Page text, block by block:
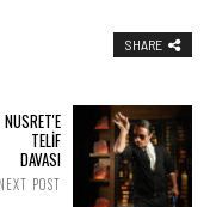
SHARE
NUSRET'E
TELİF
DAVASI
NEXT POST